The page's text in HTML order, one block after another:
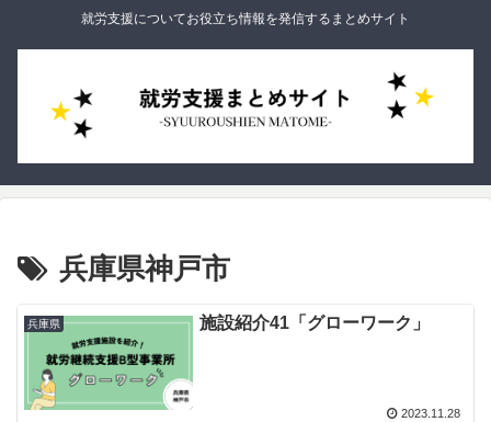
就労支援についてお役立ち情報を発信するまとめサイト
兵庫県神戸市
兵庫県 施設紹介41「グローワーク」
2023.11.28